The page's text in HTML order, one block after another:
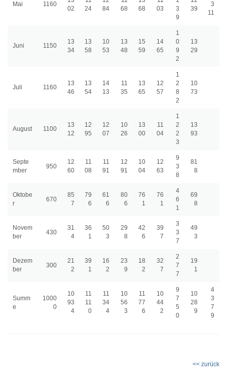
Mai 1160
02
24
84
68
68
03
3
9
39
3
11
Juni 1150
13
34
13
58
10
53
13
48
15
59
14
65
1
0
9
2
13
29
Juli 1160
13
46
13
54
14
13
11
35
13
65
12
57
1
2
8
2
10
73
August 1100
13
12
12
95
12
07
10
26
13
00
11
04
1
2
2
3
13
93
Septe
mber
950
12
60
11
08
11
91
12
91
10
04
12
63
9
3
8
81
8
Oktobe
r
670
85
7
79
6
61
6
80
6
76
1
76
1
4
6
1
69
8
Novem
ber
430
31
4
36
1
50
3
29
8
42
6
39
7
3
3
7
49
3
Dezem
ber
300
21
2
39
1
16
2
23
9
18
2
32
7
2
7
7
19
1
Summ
e
1000
0
10
93
4
11
11
0
11
34
4
10
56
3
11
77
6
10
44
2
9
7
5
0
10
28
9
4
3
7
9
<< zurück